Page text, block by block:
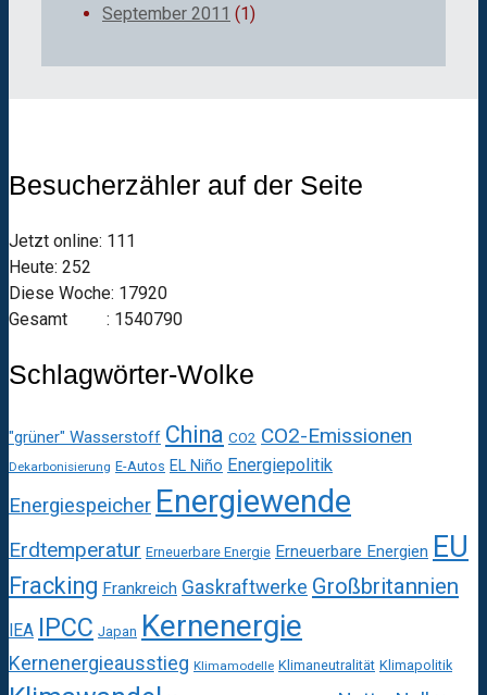
September 2011 (1)
Besucherzähler auf der Seite
Jetzt online: 111
Heute: 252
Diese Woche: 17920
Gesamt : 1540790
Schlagwörter-Wolke
"grüner" Wasserstoff China CO2 CO2-Emissionen
Dekarbonisierung E-Autos EL Niño Energiepolitik
Energiespeicher Energiewende
Erdtemperatur Erneuerbare Energie Erneuerbare Energien EU
Fracking Frankreich Gaskraftwerke Großbritannien
IEA IPCC Japan Kernenergie
Kernenergieausstieg Klimamodelle Klimaneutralität Klimapolitik